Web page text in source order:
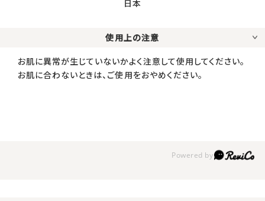
日本
使用上の注意
お肌に異常が生じていないかよく注意して使用してください。
お肌に合わないときは、ご使用をおやめください。